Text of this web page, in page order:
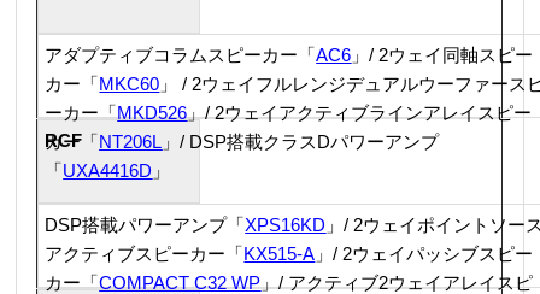
アダプティブコラムスピーカー「AC6 」/ 2ウェイ同軸スピー
カー「MKC60 」 / 2ウェイフルレンジデュアルウーファース
ーカー「MKD526」/2ウェイアクティブラインアレイスピー
カー「NT206L 」/ DSP搭載クラスDパワーアンプ
「UXA4416D 」
RCF
DSP搭載パワーアンプ「XPS16KD 」/ 2ウェイポイントソー
アクティブスピーカー「KX515-A 」/ 2ウェイパッシブスピー
カー「COMPACT C32 WP」/ アクティブ2ウェイアレイスピ